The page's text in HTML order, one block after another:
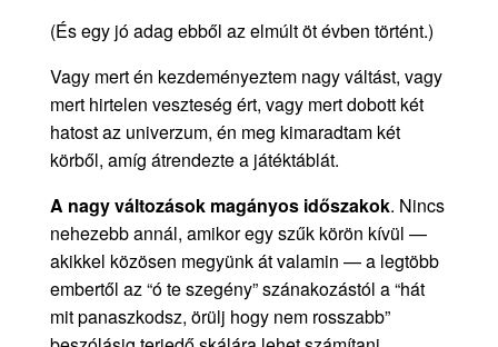
(És egy jó adag ebből az elmúlt öt évben történt.)
Vagy mert én kezdeményeztem nagy váltást, vagy
mert hirtelen veszteség ért, vagy mert dobott két
hatost az univerzum, én meg kimaradtam két
körből, amíg átrendezte a játéktáblát.
A nagy változások magányos időszakok. Nincs
nehezebb annál, amikor egy szűk körön kívül —
akikkel közösen megyünk át valamin — a legtöbb
embertől az “ó te szegény” szánakozástól a “hát
mit panaszkodsz, örülj hogy nem rosszabb”